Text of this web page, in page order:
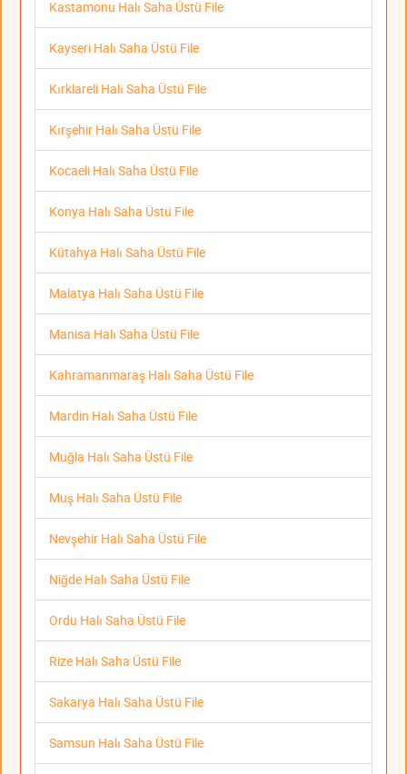
Kastamonu Halı Saha Üstü File
Kayseri Halı Saha Üstü File
Kırklareli Halı Saha Üstü File
Kırşehir Halı Saha Üstü File
Kocaeli Halı Saha Üstü File
Konya Halı Saha Üstü File
Kütahya Halı Saha Üstü File
Malatya Halı Saha Üstü File
Manisa Halı Saha Üstü File
Kahramanmaraş Halı Saha Üstü File
Mardin Halı Saha Üstü File
Muğla Halı Saha Üstü File
Muş Halı Saha Üstü File
Nevşehir Halı Saha Üstü File
Niğde Halı Saha Üstü File
Ordu Halı Saha Üstü File
Rize Halı Saha Üstü File
Sakarya Halı Saha Üstü File
Samsun Halı Saha Üstü File